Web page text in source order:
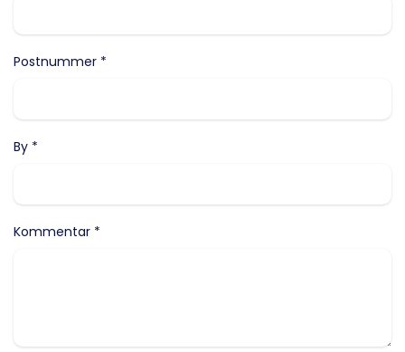
Postnummer *
By *
Kommentar *